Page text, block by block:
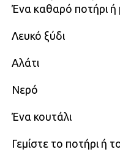
Ένα καθαρό ποτήρι ή
Λευκό ξύδι
Αλάτι
Νερό
Ένα κουτάλι
Γεμίστε το ποτήρι ή